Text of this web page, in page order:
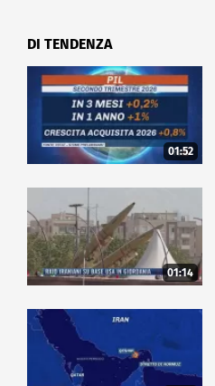
DI TENDENZA
01:52
01:14